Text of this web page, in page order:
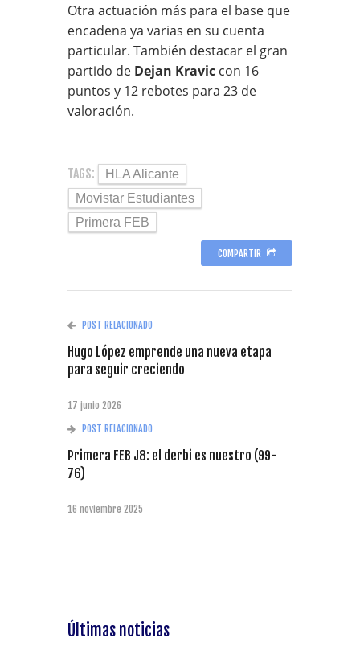
Otra actuación más para el base que
encadena ya varias en su cuenta
particular. También destacar el gran
partido de Dejan Kravic con 16
puntos y 12 rebotes para 23 de
valoración.
TAGS:
HLA Alicante
Movistar Estudiantes
Primera FEB
COMPARTIR
POST RELACIONADO
Hugo López emprende una nueva etapa
para seguir creciendo
17 junio 2026
POST RELACIONADO
Primera FEB J8: el derbi es nuestro (99-
76)
16 noviembre 2025
Últimas noticias